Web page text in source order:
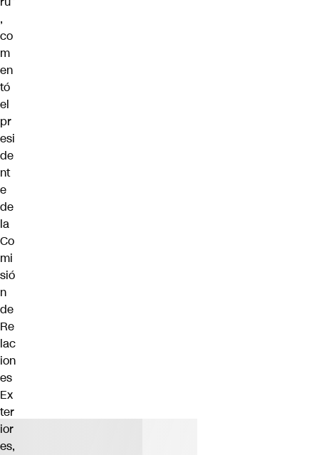
,
co
m
en
tó
el
pr
esi
de
nt
e
de
la
Co
mi
sió
n
de
Re
lac
ion
es
Ex
ter
ior
es,